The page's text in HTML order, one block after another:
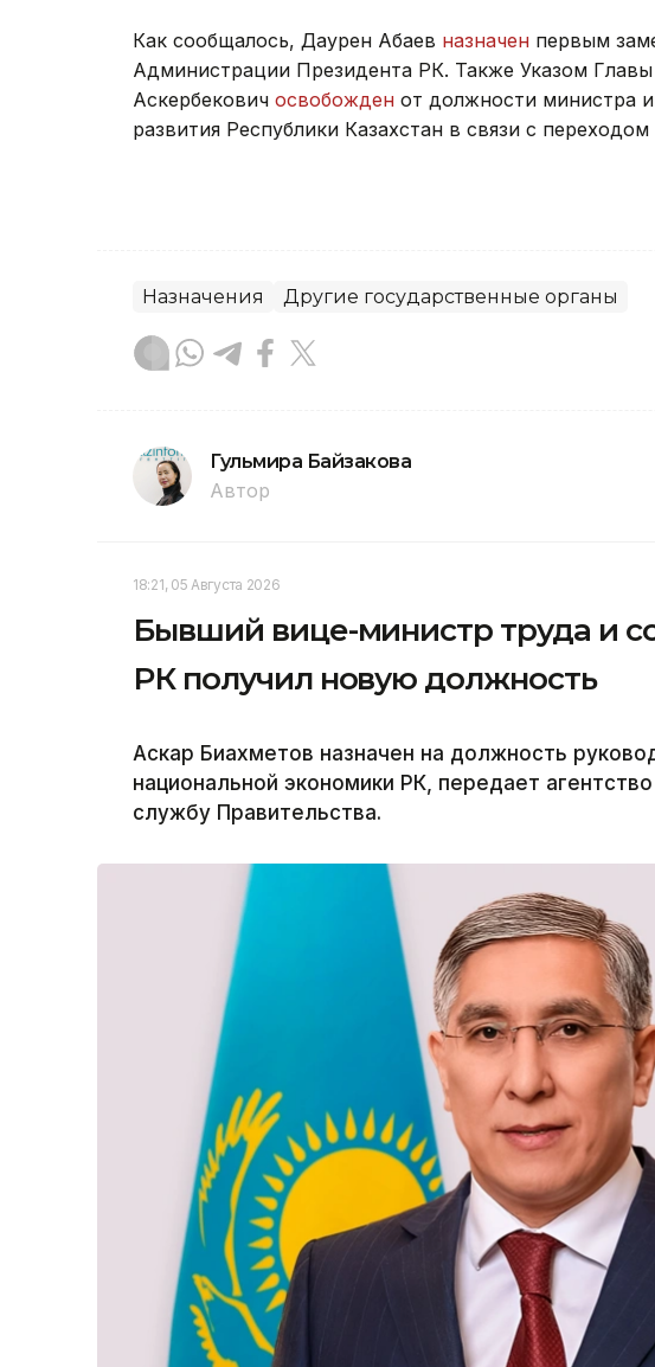
Как сообщалось, Даурен Абаев назначен первым
Администрации Президента РК. Также Указом
Аскербекович освобожден от должности министра
развития Республики Казахстан в связи с
Назначения Другие государственные органы
Гульмира Байзакова
Автор
18:21, 05 Августа 2026
Бывший вице-министр труда и
РК получил новую должность
Аскар Биахметов назначен на должность
национальной экономики РК, передает
службу Правительства.